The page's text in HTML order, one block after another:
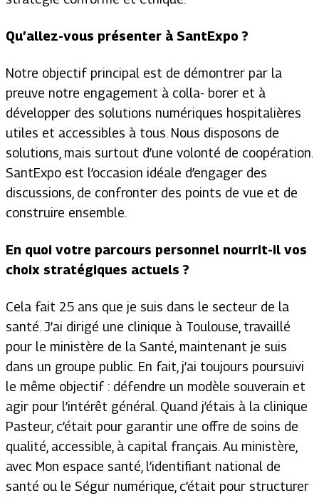
Qu’allez-vous présenter à SantExpo ?
Notre objectif principal est de démontrer par la
preuve notre engagement à colla- borer et à
développer des solutions numériques hospitalières
utiles et accessibles à tous. Nous disposons de
solutions, mais surtout d’une volonté de coopération.
SantExpo est l’occasion idéale d’engager des
discussions, de confronter des points de vue et de
construire ensemble.
En quoi votre parcours personnel nourrit-il vos
choix stratégiques actuels ?
Cela fait 25 ans que je suis dans le secteur de la
santé. J’ai dirigé une clinique à Toulouse, travaillé
pour le ministère de la Santé, maintenant je suis
dans un groupe public. En fait, j’ai toujours poursuivi
le même objectif : défendre un modèle souverain et
agir pour l’intérêt général. Quand j’étais à la clinique
Pasteur, c’était pour garantir une offre de soins de
qualité, accessible, à capital français. Au ministère,
avec Mon espace santé, l’identifiant national de
santé ou le Ségur numérique, c’était pour structurer